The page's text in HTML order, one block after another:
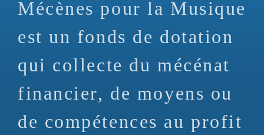
Mécènes pour la Musique
est un fonds de dotation
qui collecte du mécénat
financier, de moyens ou
de compétences au profit